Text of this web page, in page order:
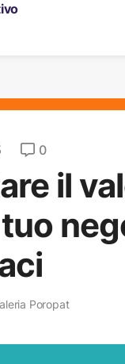
0
il
Poropat